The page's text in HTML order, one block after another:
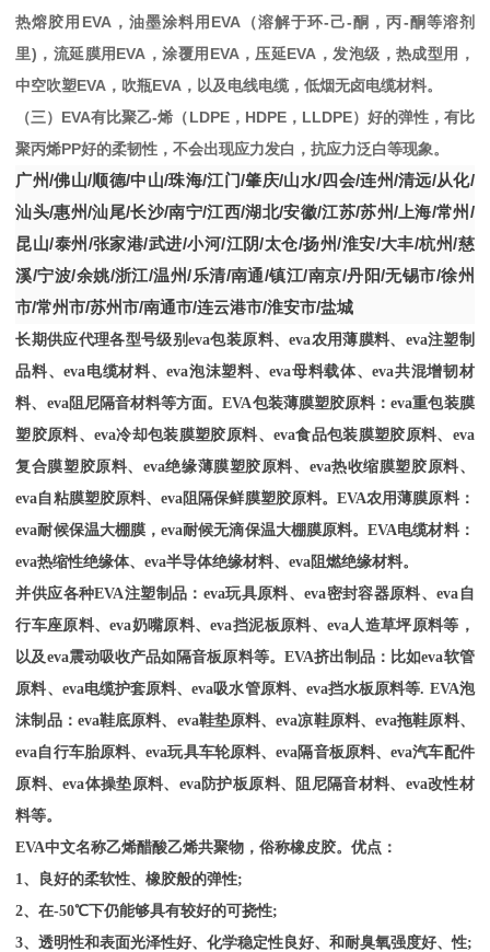
热熔胶用 EVA，油墨涂料用 EVA（溶解于环-己-酮，丙-酮等溶剂
里) ，流延膜用EVA ，涂覆用 EVA，压延EVA ，发泡级，热成型用，
中空吹塑EVA ，吹瓶EVA ，以及电线电缆，低烟无卤电缆材料。
（三） EVA有比聚乙-烯（LDPE， HDPE， LLDPE）好的弹性，有比
聚丙烯PP好的柔韧性，不会出现应力发白，抗应力泛白等现象。
广州/佛山/顺德/中山/珠海/江门/肇庆/山水/四会/连州/清远/从化/
汕头/惠州/汕尾/长沙/南宁/江西/湖北/安徽/江苏/苏州/上海/常州 /
昆山/泰州 /张家港/武进/小河/江阴/太仓/扬州/淮安/大丰/杭州/慈
溪/宁波/余姚/浙江/温州/乐清/南通/镇江/南京/丹阳/无锡市/徐州
市/常州市/苏州市/南通市/连云港市/淮安市/盐城
长期供应代理各型号级别eva包装原料、eva农用薄膜料、eva注塑制
品料、eva电缆材料、eva泡沫塑料、eva母料载体、eva共混增韧材
料、eva阻尼隔音材料等方面。EVA包装薄膜塑胶原料：eva重包装膜
塑胶原料、eva冷却包装膜塑胶原料、eva食品包装膜塑胶原料、eva
复合膜塑胶原料、eva绝缘薄膜塑胶原料、eva热收缩膜塑胶原料、
eva自粘膜塑胶原料、eva阻隔保鲜膜塑胶原料。EVA农用薄膜原料：
eva耐候保温大棚膜，eva耐候无滴保温大棚膜原料。EVA电缆材料：
eva热缩性绝缘体、eva半导体绝缘材料、eva阻燃绝缘材料。
并供应各种EVA注塑制品：eva玩具原料、eva密封容器原料、eva自
行车座原料、eva奶嘴原料、eva挡泥板原料、eva人造草坪原料等，
以及eva震动吸收产品如隔音板原料等。EVA挤出制品：比如eva软管
原料、eva电缆护套原料、eva吸水管原料、eva挡水板原料等. EVA泡
沫制品：eva鞋底原料、eva鞋垫原料、eva凉鞋原料、eva拖鞋原料、
eva自行车胎原料、eva玩具车轮原料、eva隔音板原料、eva汽车配件
原料、eva体操垫原料、eva防护板原料、阻尼隔音材料、eva改性材
料等。
EVA中文名称乙烯醋酸乙烯共聚物，俗称橡皮胶。优点：
1、良好的柔软性、橡胶般的弹性;
2、在-50℃下仍能够具有较好的可挠性;
3、透明性和表面光泽性好、化学稳定性良好、和耐臭氧强度好、性;